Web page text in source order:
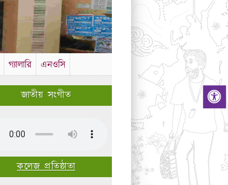
গ্যালারি এনওসি
জাতীয় সংগীত
কলেজ প্রতিষ্ঠাতা